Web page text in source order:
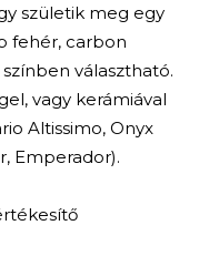
születik meg egy
fehér, carbon
választható.
vagy kerámiával
Altissimo, Onyx
Emperador).